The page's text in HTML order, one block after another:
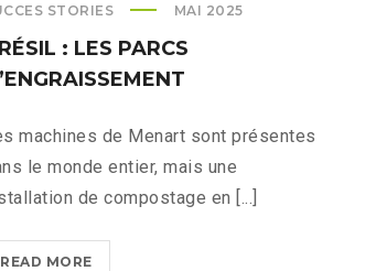
STORIES MAI 2025
: LES PARCS
machines de Menart sont présentes
le monde entier, mais une
de compostage en [...]
READ MOREBRÉSIL